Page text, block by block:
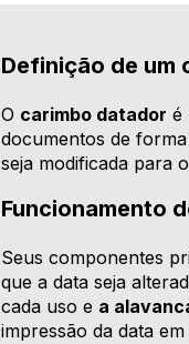
Definição de um
O carimbo datador é
documentos de
seja modificada para
Funcionamento
Seus componentes
que a data seja
cada uso e a
impressão da data